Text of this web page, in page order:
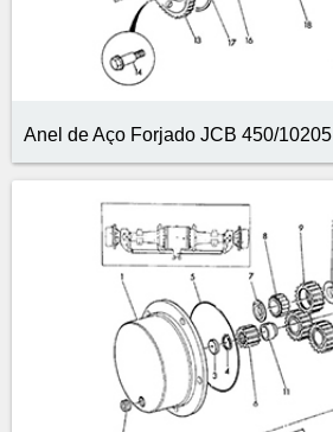
Anel de Aço Forjado JCB 450/10205